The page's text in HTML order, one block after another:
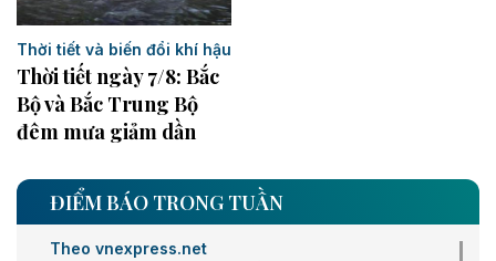
Thời tiết và biến đổi khí hậu
Thời tiết ngày 7/8: Bắc
Bộ và Bắc Trung Bộ
đêm mưa giảm dần
ĐIỂM BÁO TRONG TUẦN
Theo vnexpress.net